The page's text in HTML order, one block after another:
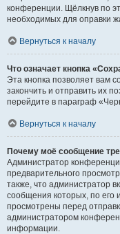
конференции. Щёлкнув по
необходимых для оправки
Вернуться к началу
Что означает кнопка
Эта кнопка позволяет вам
закончить и отправить их
перейдите в параграф
Вернуться к началу
Почему моё сообщение
Администратор
предварительного
также, что администратор
сообщения которых, по
просмотрены перед
администратором
информации.